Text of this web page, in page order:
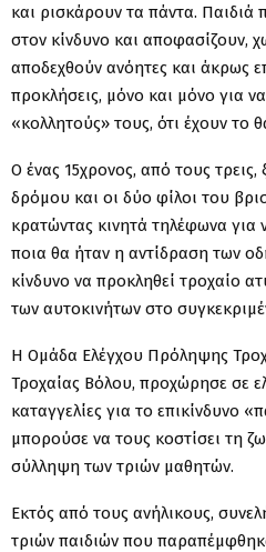
και ρισκάρουν τα πάντα.
στον κίνδυνο και αποφασίζουν,
αποδεχθούν ανόητες και άκρως
προκλήσεις, μόνο και μόνο για
«κολλητούς» τους, ότι έχουν το
Ο ένας 15χρονος, από τους
δρόμου και οι δύο φίλοι του
κρατώντας κινητά τηλέφωνα για
ποια θα ήταν η αντίδραση των
κίνδυνο να προκληθεί τροχαίο
των αυτοκινήτων στο
Η Ομάδα Ελέγχου Πρόληψης
Τροχαίας Βόλου, προχώρησε σε
καταγγελίες για το επικίνδυνο
μπορούσε να τους κοστίσει τη
σύλληψη των τριών μαθητών.
Εκτός από τους ανήλικους,
τριών παιδιών που